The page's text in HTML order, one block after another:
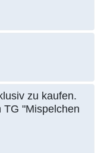
zu kaufen.
TG "Mispelchen